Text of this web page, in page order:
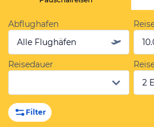
Abflughafen
Alle Flughäfen
Reisedauer
2
Filter